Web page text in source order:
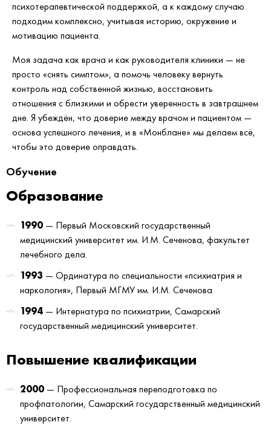
психотерапевтической поддержкой, а к каждому случаю
подходим комплексно, учитывая историю, окружение и
мотивацию пациента.
Моя задача как врача и как руководителя клиники — не
просто «снять симптом», а помочь человеку вернуть
контроль над собственной жизнью, восстановить
отношения с близкими и обрести уверенность в завтрашнем
дне. Я убеждён, что доверие между врачом и пациентом —
основа успешного лечения, и в «Монблане» мы делаем всё,
чтобы это доверие оправдать.
Обучение
Образование
1990 — Первый Московский государственный
медицинский университет им. И.М. Сеченова, факультет
лечебного дела.
1993 — Ординатура по специальности «психиатрия и
наркология», Первый МГМУ им. И.М. Сеченова.
1994 — Интернатура по психиатрии, Самарский
государственный медицинский университет.
Повышение квалификации
2000 — Профессиональная переподготовка по
профпатологии, Самарский государственный медицинский
университет.